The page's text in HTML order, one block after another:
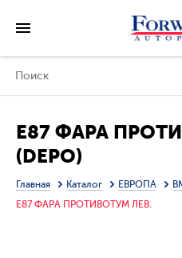
E87 ФАРА
(DEPO)
Главная Каталог ЕВРОПА
E87 ФАРА ПРОТИВОТУМ ЛЕВ.